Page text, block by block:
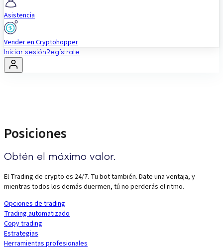
Asistencia
Vender en Cryptohopper
Iniciar sesión Regístrate
Posiciones
Obtén el máximo valor.
El Trading de crypto es 24/7. Tu bot también. Date una ventaja, y
mientras todos los demás duermen, tú no perderás el ritmo.
Opciones de trading
Trading automatizado
Copy trading
Estrategias
Herramientas profesionales